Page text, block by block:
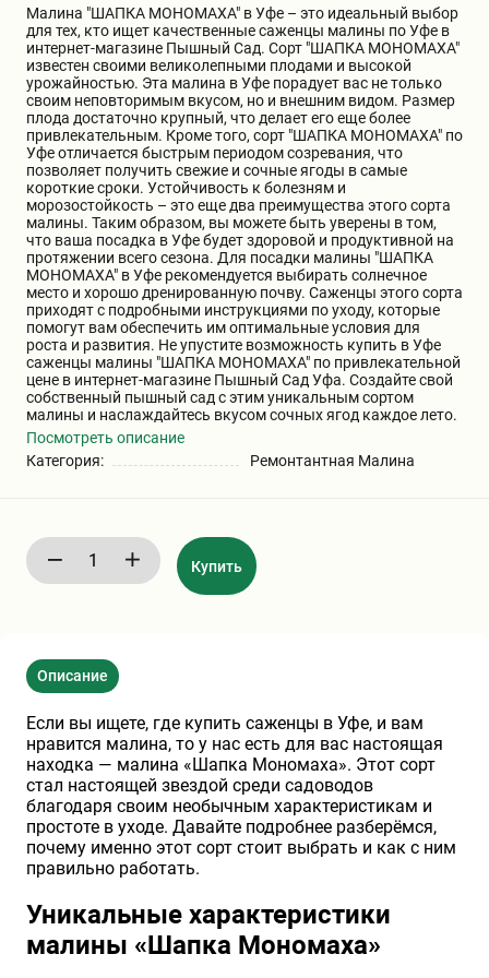
Шарафуга
Бирючина
Плющ
Овсяница
Кустарники
ПАМПАСНАЯ ТРАВА
(КОРТАДЕРИЯ)
Кизильник саженец
Олеандр саженцы
Экзотические растения
Декоративные саженцы
Комнатные растения
Хвойные саженцы
Клематис
Глициния
Гвоздика саженцы
Зелень и пряные травы
Малина "ШАПКА МОНОМАХА" в Уфе – это идеальный выбор
для тех, кто ищет качественные саженцы малины по Уфе в
интернет-магазине Пышный Сад. Сорт "ШАПКА МОНОМАХА"
известен своими великолепными плодами и высокой
урожайностью. Эта малина в Уфе порадует вас не только
своим неповторимым вкусом, но и внешним видом. Размер
плода достаточно крупный, что делает его еще более
привлекательным. Кроме того, сорт "ШАПКА МОНОМАХА" по
Уфе отличается быстрым периодом созревания, что
позволяет получить свежие и сочные ягоды в самые
короткие сроки. Устойчивость к болезням и
морозостойкость – это еще два преимущества этого сорта
малины. Таким образом, вы можете быть уверены в том,
что ваша посадка в Уфе будет здоровой и продуктивной на
протяжении всего сезона. Для посадки малины "ШАПКА
МОНОМАХА" в Уфе рекомендуется выбирать солнечное
место и хорошо дренированную почву. Саженцы этого сорта
приходят с подробными инструкциями по уходу, которые
помогут вам обеспечить им оптимальные условия для
роста и развития. Не упустите возможность купить в Уфе
саженцы малины "ШАПКА МОНОМАХА" по привлекательной
цене в интернет-магазине Пышный Сад Уфа. Создайте свой
собственный пышный сад с этим уникальным сортом
малины и наслаждайтесь вкусом сочных ягод каждое лето.
Посмотреть описание
Категория:
Ремонтантная Малина
Купить
Описание
Если вы ищете, где купить саженцы в Уфе, и вам
нравится малина, то у нас есть для вас настоящая
находка — малина «Шапка Мономаха». Этот сорт
стал настоящей звездой среди садоводов
благодаря своим необычным характеристикам и
простоте в уходе. Давайте подробнее разберёмся,
почему именно этот сорт стоит выбрать и как с ним
правильно работать.
Уникальные характеристики
малины «Шапка Мономаха»